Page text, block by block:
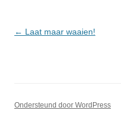
Berichtnavigatie
← Laat maar waaien!
Ondersteund door WordPress